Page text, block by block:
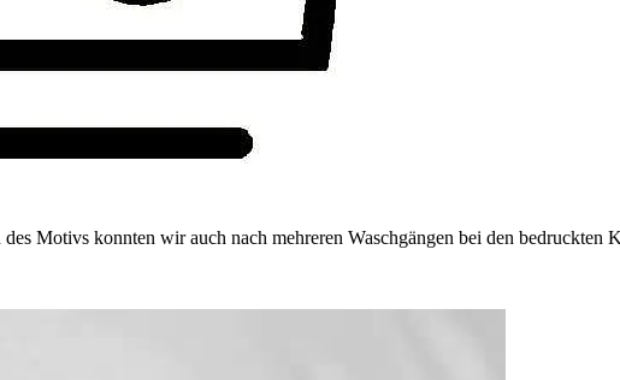
Motivs konnten wir auch nach mehreren Waschgängen bei den bedruckten